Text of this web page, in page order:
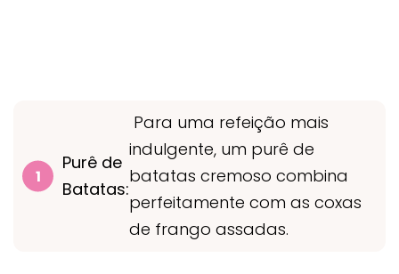
Purê de
Batatas:
Para uma refeição mais
indulgente, um purê de
batatas cremoso combina
perfeitamente com as coxas
de frango assadas.